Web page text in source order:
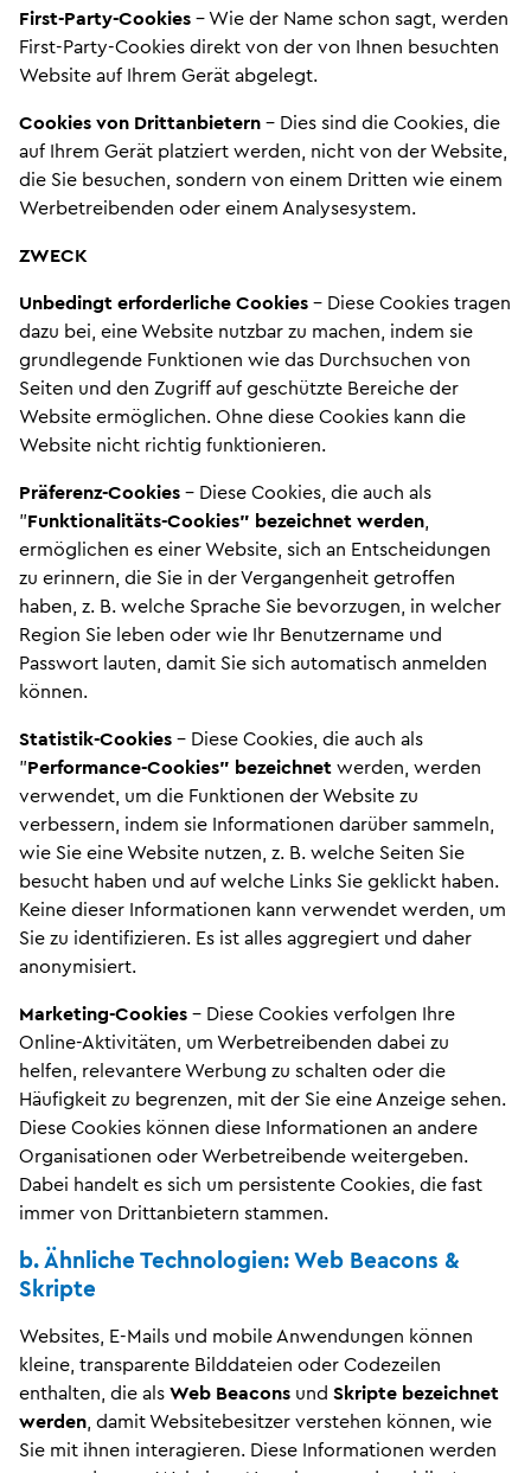
First-Party-Cookies – Wie der Name schon sagt, werden
First-Party-Cookies direkt von der von Ihnen besuchten
Website auf Ihrem Gerät abgelegt.
Cookies von Drittanbietern – Dies sind die Cookies, die
auf Ihrem Gerät platziert werden, nicht von der Website,
die Sie besuchen, sondern von einem Dritten wie einem
Werbetreibenden oder einem Analysesystem.
ZWECK
Unbedingt erforderliche Cookies – Diese Cookies tragen
dazu bei, eine Website nutzbar zu machen, indem sie
grundlegende Funktionen wie das Durchsuchen von
Seiten und den Zugriff auf geschützte Bereiche der
Website ermöglichen. Ohne diese Cookies kann die
Website nicht richtig funktionieren.
Präferenz-Cookies – Diese Cookies, die auch als
"Funktionalitäts-Cookies" bezeichnet werden,
ermöglichen es einer Website, sich an Entscheidungen
zu erinnern, die Sie in der Vergangenheit getroffen
haben, z. B. welche Sprache Sie bevorzugen, in welcher
Region Sie leben oder wie Ihr Benutzername und
Passwort lauten, damit Sie sich automatisch anmelden
können.
Statistik-Cookies – Diese Cookies, die auch als
"Performance-Cookies" bezeichnet werden, werden
verwendet, um die Funktionen der Website zu
verbessern, indem sie Informationen darüber sammeln,
wie Sie eine Website nutzen, z. B. welche Seiten Sie
besucht haben und auf welche Links Sie geklickt haben.
Keine dieser Informationen kann verwendet werden, um
Sie zu identifizieren. Es ist alles aggregiert und daher
anonymisiert.
Marketing-Cookies – Diese Cookies verfolgen Ihre
Online-Aktivitäten, um Werbetreibenden dabei zu
helfen, relevantere Werbung zu schalten oder die
Häufigkeit zu begrenzen, mit der Sie eine Anzeige sehen.
Diese Cookies können diese Informationen an andere
Organisationen oder Werbetreibende weitergeben.
Dabei handelt es sich um persistente Cookies, die fast
immer von Drittanbietern stammen.
b. Ähnliche Technologien: Web Beacons &
Skripte
Websites, E-Mails und mobile Anwendungen können
kleine, transparente Bilddateien oder Codezeilen
enthalten, die als Web Beacons und Skripte bezeichnet
werden, damit Websitebesitzer verstehen können, wie
Sie mit ihnen interagieren. Diese Informationen werden